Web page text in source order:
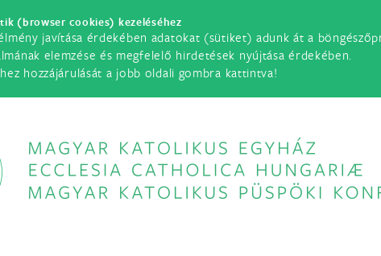
(browser cookies) kezeléséhez
javítása érdekében adatokat (sütiket) adunk át a
elemzése és megfelelő hirdetések nyújtása érdekében.
hozzájárulását a jobb oldali gombra kattintva!